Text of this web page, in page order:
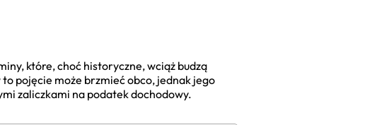
które, choć historyczne, wciąż budzą
pojęcie może brzmieć obco, jednak jego
zaliczkami na podatek dochodowy.